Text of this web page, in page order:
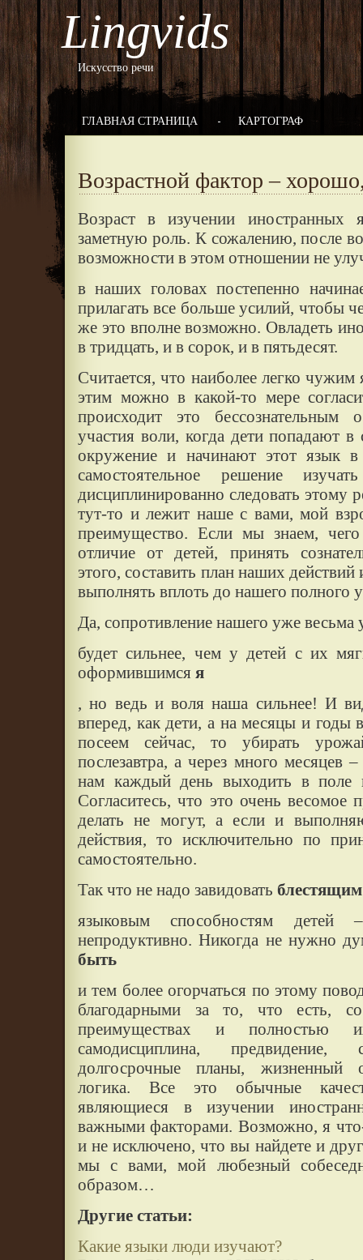
Lingvids
Искусство речи
ГЛАВНАЯ СТРАНИЦА КАРТОГРАФ
Возрастной фактор –
Возраст в изучении иностранных
заметную роль. К сожалению, после
возможности в этом отношении не
в наших головах постепенно
прилагать все больше усилий, чтобы
же это вполне возможно. Овладеть
в тридцать, и в сорок, и в пятьдесят.
Считается, что наиболее легко
этим можно в какой-то мере
происходит это бессознательным
участия воли, когда дети попадают в
окружение и начинают этот язык в
самостоятельное решение
дисциплинированно следовать этому
тут-то и лежит наше с вами, мой
преимущество. Если мы знаем,
отличие от детей, принять
этого, составить план наших действий
выполнять вплоть до нашего полного
Да, сопротивление нашего уже весьма
будет сильнее, чем у детей с их
оформившимся я
, но ведь и воля наша сильнее! И
вперед, как дети, а на месяцы и годы
посеем сейчас, то убирать
послезавтра, а через много месяцев
нам каждый день выходить в поле
Согласитесь, что это очень весомое
делать не могут, а если и
действия, то исключительно по
самостоятельно.
Так что не надо завидовать блестящим
языковым способностям
непродуктивно. Никогда не нужно
быть
и тем более огорчаться по этому
благодарными за то, что есть,
преимуществах и полностью
самодисциплина, предвидение,
долгосрочные планы, жизненный
логика. Все это обычные
являющиеся в изучении
важными факторами. Возможно, я
и не исключено, что вы найдете и
мы с вами, мой любезный
образом…
Другие статьи:
Какие языки люди изучают?